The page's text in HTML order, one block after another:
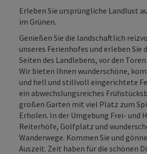
Erleben Sie ursprüngliche Landlust
im Grünen.
Genießen Sie die landschaftlich
unseres Ferienhofes und erleben Sie
Seiten des Landlebens, vor den Toren
Wir bieten Ihnen wunderschöne,
und hell und stillvoll eingerichtete
ein abwechslungsreiches
großen Garten mit viel Platz zum
Erholen. In der Umgebung Frei- und
Reiterhöfe, Golfplatz und
Wanderwege. Kommen Sie und
Auszeit. Zeit haben für die schönen